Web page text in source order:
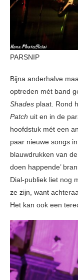
PARSNIP
Bijna anderhalve
optreden mét band
Shades plaat. Rond
Patch uit en in de
hoofdstuk mét een
paar nieuwe songs
blauwdrukken van
doen happende’
Dial-publiek liet nog
ze zijn, want
Het kan ook een